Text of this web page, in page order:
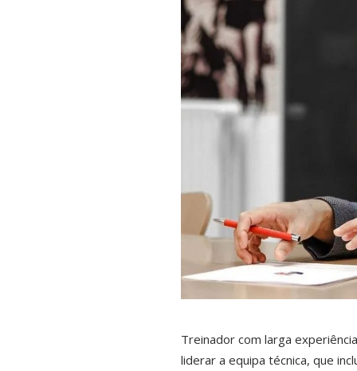
Treinador com larga
liderar a equipa técnica, que